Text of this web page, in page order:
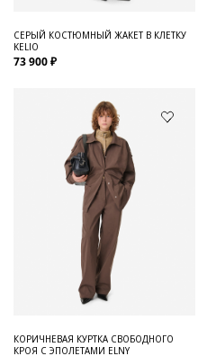
СЕРЫЙ КОСТЮМНЫЙ ЖАКЕТ В КЛЕТКУ
KELIO
73 900 ₽
КОРИЧНЕВАЯ КУРТКА СВОБОДНОГО
КРОЯ С ЭПОЛЕТАМИ ELNY